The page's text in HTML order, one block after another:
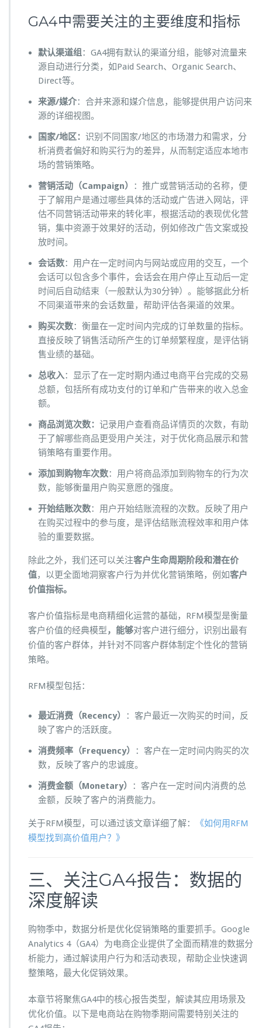
GA4中需要关注的主要维度和指标
默认渠道组：GA4拥有默认的渠道分组，能够对流量来
源自动进行分类，如Paid Search、Organic Search、
Direct等。
来源/媒介：合并来源和媒介信息，能够提供用户访问来
源的详细视图。
国家/地区： 识别不同国家/地区的市场潜力和需求，分
析消费者偏好和购买行为的差异，从而制定适应本地市
场的营销策略。
营销活动（Campaign）
：推广或营销活动的名称，便
于了解用户是通过哪些具体的活动或广告进入网站，评
估不同营销活动带来的转化率，根据活动的表现优化营
销，集中资源于效果好的活动，例如修改广告文案或投
放时间。
会话数：用户在一定时间内与网站或应用的交互，一个
会话可以包含多个事件，会话会在用户停止互动后一定
时间后自动结束（一般默认为30分钟）。能够据此分析
不同渠道带来的会话数量，帮助评估各渠道的效果。
购买次数：衡量在一定时间内完成的订单数量的指标。
直接反映了销售活动所产生的订单频繁程度，是评估销
售业绩的基础。
总收入：显示了在一定时期内通过电商平台完成的交易
总额，包括所有成功支付的订单和广告带来的收入总金
额。
商品浏览次数： 记录用户查看商品详情页的次数，有助
于了解哪些商品更受用户关注，对于优化商品展示和营
销策略有重要作用。
添加到购物车次数：用户将商品添加到购物车的行为次
数，能够衡量用户购买意愿的强度。
开始结账次数：用户开始结账流程的次数。反映了用户
在购买过程中的参与度，是评估结账流程效率和用户体
验的重要数据。
除此之外，我们还可以关注客户生命周期阶段和潜在价
值，以更全面地洞察客户行为并优化营销策略，例如客户
价值指标。
客户价值指标是电商精细化运营的基础，RFM模型是衡量
客户价值的经典模型，能够对客户进行细分，识别出最有
价值的客户群体，并针对不同客户群体制定个性化的营销
策略。
RFM模型包括：
最近消费（Recency）
：客户最近一次购买的时间，反
映了客户的活跃度。
消费频率（Frequency）
：客户在一定时间内购买的次
数，反映了客户的忠诚度。
消费金额（Monetary）
：客户在一定时间内消费的总
金额，反映了客户的消费能力。
关于RFM模型，可以通过该文章详细了解：
《如何用RFM
模型找到高价值用户？》
三、关注GA4报告：数据的
深度解读
购物季中，数据分析是优化促销策略的重要抓手。Google
Analytics 4（GA4）为电商企业提供了全面而精准的数据分
析能力，通过解读用户行为和活动表现，帮助企业快速调
整策略，最大化促销效果。
本章节将聚焦GA4中的核心报告类型，解读其应用场景及
优化价值。以下是电商站在购物季期间需要特别关注的